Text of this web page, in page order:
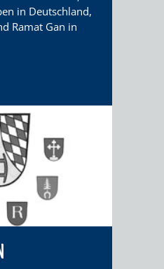
DATEN
/
FAKTEN
FREIZEIT
in Deutschland,
Ramat Gan in